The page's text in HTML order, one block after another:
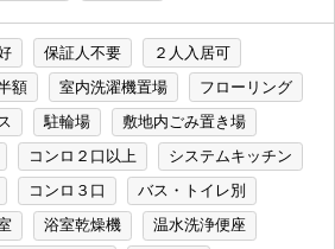
保証人不要
２人入居可
額
室内洗濯機置場
フローリング
駐輪場
敷地内ごみ置き場
コンロ２口以上
システムキッチン
コンロ３口
バス・トイレ別
浴室乾燥機
温水洗浄便座